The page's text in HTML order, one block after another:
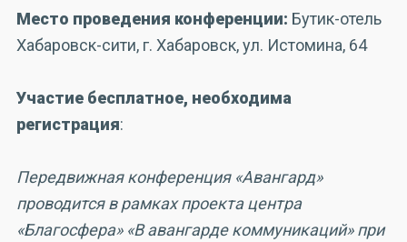
Место проведения конференции: Бутик-отель
Хабаровск-сити, г. Хабаровск, ул. Истомина, 64
Участие бесплатное, необходима
регистрация:
Передвижная конференция «Авангард»
проводится в рамках проекта центра
«Благосфера» «В авангарде коммуникаций» при